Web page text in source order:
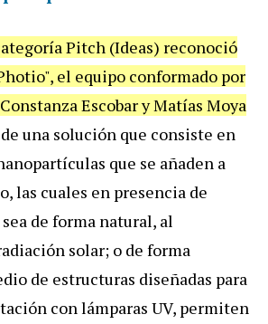
Pitch (Ideas) reconoció
el equipo conformado por
Escobar y Matías Moya
una solución que consiste en
que se añaden a
las cuales en presencia de
de forma natural, al
solar; o de forma
de estructuras diseñadas para
con lámparas UV, permiten